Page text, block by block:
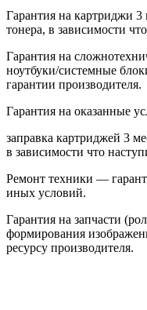
Гарантия на картриджи
тонера, в зависимости
Гарантия на
ноутбуки/системные
гарантии производителя.
Гарантия на оказанные
заправка картриджей 3
в зависимости что
Ремонт техники —
иных условий.
Гарантия на запчасти
формирования
ресурсу производителя.